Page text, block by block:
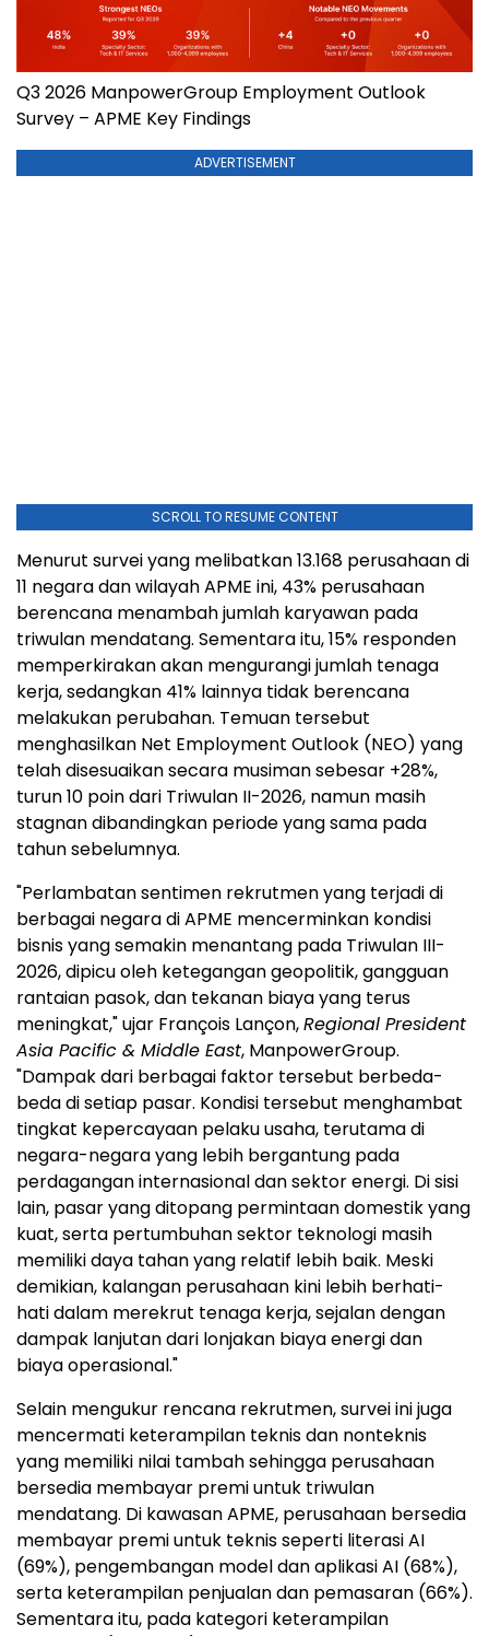
Q3 2026 ManpowerGroup Employment Outlook
Survey – APME Key Findings
ADVERTISEMENT
SCROLL TO RESUME CONTENT
Menurut survei yang melibatkan 13.168 perusahaan di
11 negara dan wilayah APME ini, 43% perusahaan
berencana menambah jumlah karyawan pada
triwulan mendatang. Sementara itu, 15% responden
memperkirakan akan mengurangi jumlah tenaga
kerja, sedangkan 41% lainnya tidak berencana
melakukan perubahan. Temuan tersebut
menghasilkan Net Employment Outlook (NEO) yang
telah disesuaikan secara musiman sebesar +28%,
turun 10 poin dari Triwulan II-2026, namun masih
stagnan dibandingkan periode yang sama pada
tahun sebelumnya.
"Perlambatan sentimen rekrutmen yang terjadi di
berbagai negara di APME mencerminkan kondisi
bisnis yang semakin menantang pada Triwulan III-
2026, dipicu oleh ketegangan geopolitik, gangguan
rantaian pasok, dan tekanan biaya yang terus
meningkat," ujar François Lançon,Regional President
Asia Pacific & Middle East, ManpowerGroup.
"Dampak dari berbagai faktor tersebut berbeda-
beda di setiap pasar. Kondisi tersebut menghambat
tingkat kepercayaan pelaku usaha, terutama di
negara-negara yang lebih bergantung pada
perdagangan internasional dan sektor energi. Di sisi
lain, pasar yang ditopang permintaan domestik yang
kuat, serta pertumbuhan sektor teknologi masih
memiliki daya tahan yang relatif lebih baik. Meski
demikian, kalangan perusahaan kini lebih berhati-
hati dalam merekrut tenaga kerja, sejalan dengan
dampak lanjutan dari lonjakan biaya energi dan
biaya operasional."
Selain mengukur rencana rekrutmen, survei ini juga
mencermati keterampilan teknis dan nonteknis
yang memiliki nilai tambah sehingga perusahaan
bersedia membayar premi untuk triwulan
mendatang. Di kawasan APME, perusahaan bersedia
membayar premi untuk teknis seperti literasi AI
(69%), pengembangan model dan aplikasi AI (68%),
serta keterampilan penjualan dan pemasaran (66%).
Sementara itu, pada kategori keterampilan